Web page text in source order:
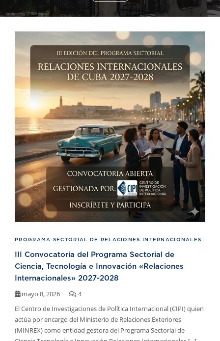
PROGRAMA SECTORIAL DE RELACIONES INTERNACIONALES
III Convocatoria del Programa Sectorial de
Ciencia, Tecnología e Innovación «Relaciones
Internacionales» 2027-2028
mayo 8, 2026
4
El Centro de Investigaciones de Política Internacional (CIPI) quien
actúa por encargo del Ministerio de Relaciones Exteriores
(MINREX) como entidad gestora del Programa Sectorial de